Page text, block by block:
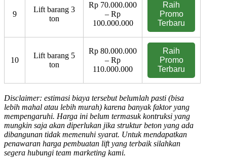
9
Lift barang 3
ton
Rp 70.000.000
– Rp
100.000.000
Raih
Promo
Terbaru
10
Lift barang 5
ton
Rp 80.000.000
– Rp
110.000.000
Raih
Promo
Terbaru
Disclaimer: estimasi biaya tersebut belumlah pasti (bisa
lebih mahal atau lebih murah) karena banyak faktor yang
mempengaruhi. Harga ini belum termasuk kontruksi yang
mungkin saja akan diperlukan jika struktur beton yang ada
dibangunan tidak memenuhi syarat. Untuk mendapatkan
penawaran harga pembuatan lift yang terbaik silahkan
segera hubungi team marketing kami.